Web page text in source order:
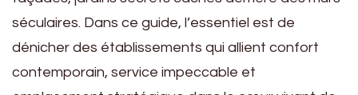
séculaires. Dans ce guide, l’essentiel est de
dénicher des établissements qui allient confort
contemporain, service impeccable et